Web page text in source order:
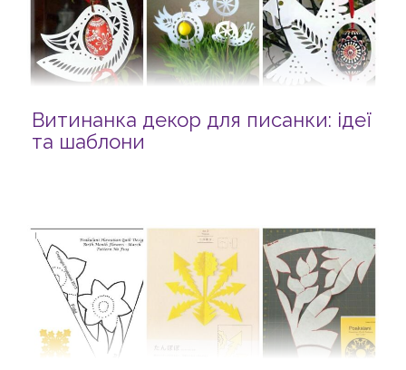
Витинанка декор для писанки: ідеї
та шаблони